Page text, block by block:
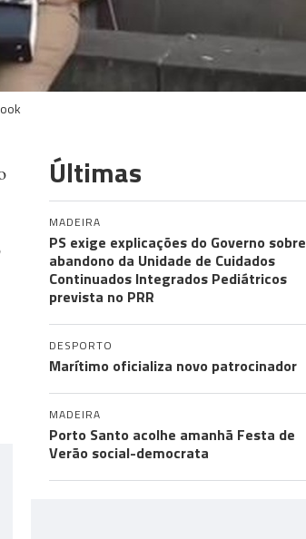
Últimas
MADEIRA
PS exige explicações do Governo sobre
abandono da Unidade de Cuidados
Continuados Integrados Pediátricos
prevista no PRR
DESPORTO
Marítimo oficializa novo patrocinador
MADEIRA
Porto Santo acolhe amanhã Festa de
Verão social-democrata